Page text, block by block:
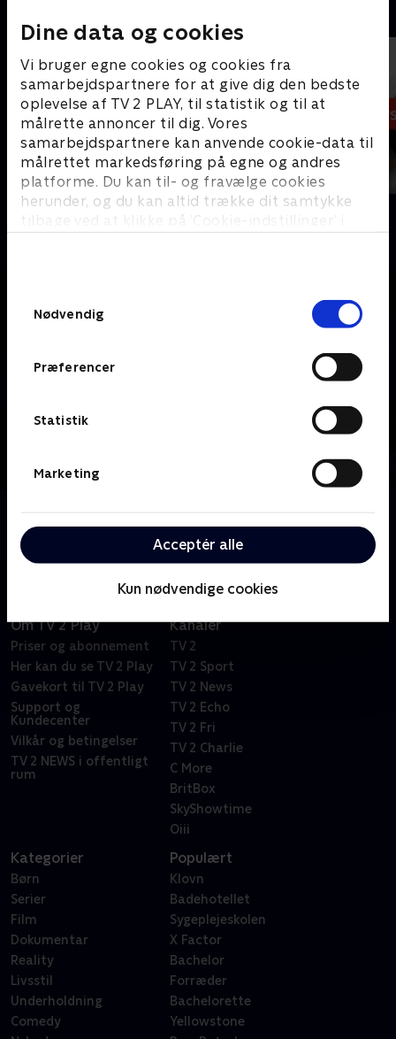
Dine data og cookies
Vi bruger egne cookies og cookies fra
samarbejdspartnere for at give dig den bedste
oplevelse af TV 2 PLAY, til statistik og til at
målrette annoncer til dig. Vores
samarbejdspartnere kan anvende cookie-data til
målrettet markedsføring på egne og andres
platforme. Du kan til- og fravælge cookies
herunder, og du kan altid trække dit samtykke
tilbage ved at klikke på ’Cookie-indstillinger’ i
Nødvendig
Præferencer
Statistik
Marketing
Acceptér alle
Kun nødvendige cookies
19 News
Nyheder
7 News
Nyheder
Se 19.30-nyhederne fra TV MIDTVEST.
Om TV 2 Play
Priser og abonnement
Her kan du se TV 2 Play
Gavekort til TV 2 Play
Support og
Kundecenter
Vilkår og betingelser
TV 2 NEWS i offentligt
rum
Kanaler
TV 2
TV 2 Sport
TV 2 News
TV 2 Echo
TV 2 Fri
TV 2 Charlie
C More
BritBox
SkyShowtime
Oiii
Kategorier
Børn
Serier
Film
Dokumentar
Reality
Livsstil
Underholdning
Comedy
Populært
Klovn
Badehotellet
Sygeplejeskolen
X Factor
Bachelor
Forræder
Bachelorette
Yellowstone